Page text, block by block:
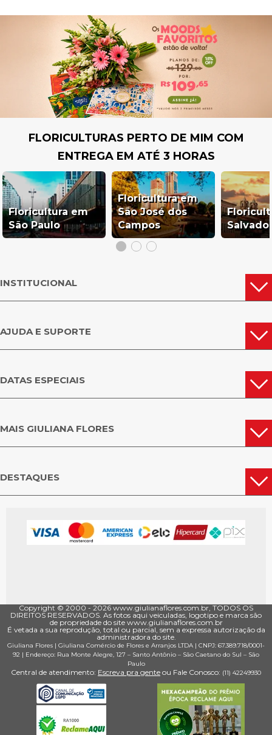
FLORICULTURAS PERTO DE MIM COM
ENTREGA EM ATÉ 3 HORAS
Floricultura em
São Paulo
Floricultura em
São José dos
Campos
INSTITUCIONAL
AJUDA E SUPORTE
DATAS ESPECIAIS
MAIS GIULIANA FLORES
DESTAQUES
Copyright © 2000 - ­2026 www.giulianaflores.com.br, TODOS OS
DIREITOS RESERVADOS. As fotos aqui veiculadas, logotipo e marca são
de propriedade do site www.giulianaflores.com.br
É vetada a sua reprodução, total ou parcial, sem a expressa autorização da
administradora do site.
Giuliana Flores | Giuliana Comércio de Flores e Arranjos LTDA | CNPJ: 67.389.718/0001­
92 | Endereço: Rua Monte Alegre, 127 – Santo Antônio – São Caetano do Sul – São
Paulo
Central de atendimento: Escreva pra gente ou Fale Conosco: (11) 4224­9930